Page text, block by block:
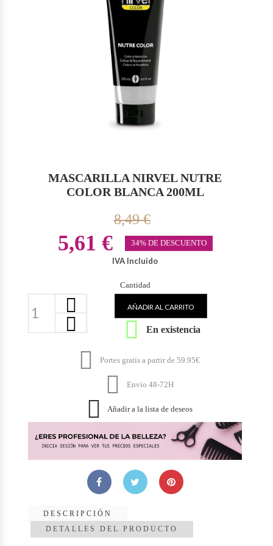
MASCARILLA NIRVEL NUTRE
COLOR BLANCA 200ML
8,49 €
5,61 € 34% DE DESCUENTO
IVA Incluido
Cantidad
AÑADIR AL CARRITO
 En existencia
 Portes gratis a partir de 59.95€
 Envío 48-72H
 Añadir a la lista de deseos
DESCRIPCIÓN
DETALLES DEL PRODUCTO